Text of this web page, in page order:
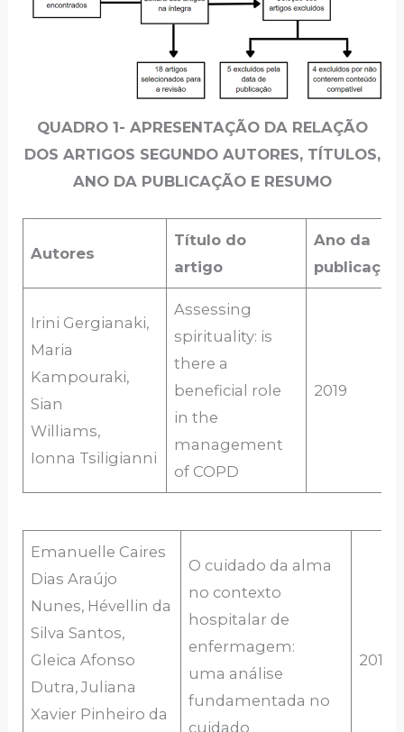
QUADRO 1- APRESENTAÇÃO DA RELAÇÃO
DOS ARTIGOS SEGUNDO AUTORES, TÍTULOS,
ANO DA PUBLICAÇÃO E RESUMO
Autores
Título do
artigo
Ano da
publicação
Irini Gergianaki,
Maria
Kampouraki,
Sian
Williams,
Ionna Tsiligianni
Assessing
spirituality: is
there a
beneficial role
in the
management
of COPD
2019
Emanuelle Caires
Dias Araújo
Nunes, Hévellin da
Silva Santos,
Gleica Afonso
Dutra, Juliana
Xavier Pinheiro da
O cuidado da alma
no contexto
hospitalar de
enfermagem:
uma análise
fundamentada no
cuidado
2019